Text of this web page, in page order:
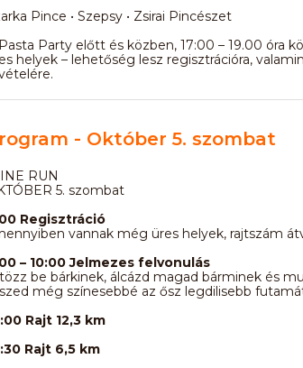
Pince • Szepsy • Zsirai Pincészet
Party előtt és közben, 17:00 – 19.00 óra
helyek – lehetőség lesz regisztrációra,
- Október 5. szombat
RUN
5. szombat
Regisztráció
vannak még üres helyek, rajtszám
– 10:00 Jelmezes felvonulás
be bárkinek, álcázd magad bárminek és
még színesebbé az ősz legdilisebb
Rajt 12,3 km
Rajt 6,5 km